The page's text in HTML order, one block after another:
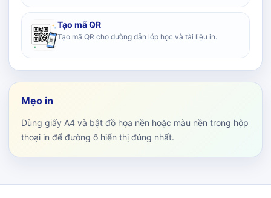
Tạo mã QR
Tạo mã QR cho đường dẫn lớp học và tài liệu in.
Mẹo in
Dùng giấy A4 và bật đồ họa nền hoặc màu nền trong hộp
thoại in để đường ô hiển thị đúng nhất.